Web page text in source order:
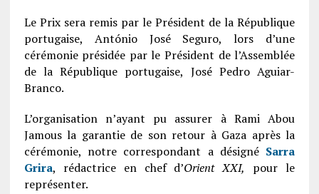
Le Prix sera remis par le Président de la République
portugaise, António José Seguro, lors d’une
cérémonie présidée par le Président de l’Assemblée
de la République portugaise, José Pedro Aguiar-
Branco.
L’organisation n’ayant pu assurer à Rami Abou
Jamous la garantie de son retour à Gaza après la
cérémonie, notre correspondant a désigné Sarra
Grira, rédactrice en chef d’Orient XXI,
pour le
représenter.